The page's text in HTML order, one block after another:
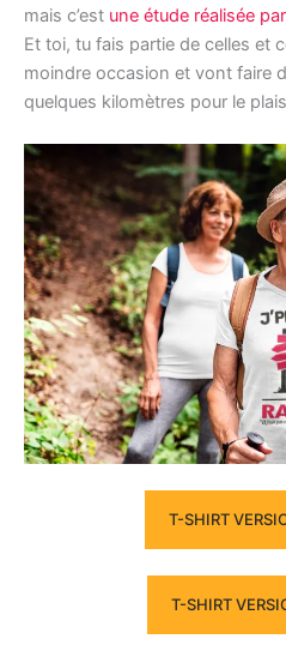
mais c’est une étude réalisée
Et toi, tu fais partie de celles et
moindre occasion et vont faire
quelques kilomètres pour le
T-SHIRT
T-SHIRT